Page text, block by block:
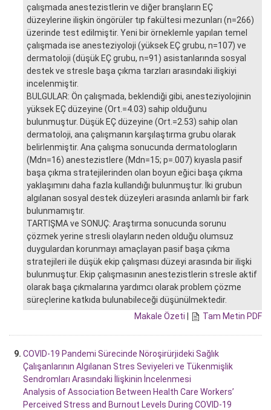
çalışmada anestezistlerin ve diğer branşların EÇ
düzeylerine ilişkin öngörüler tıp fakültesi mezunları (n=266)
üzerinde test edilmiştir. Yeni bir örneklemle yapılan temel
çalışmada ise anesteziyoloji (yüksek EÇ grubu, n=107) ve
dermatoloji (düşük EÇ grubu, n=91) asistanlarında sosyal
destek ve stresle başa çıkma tarzları arasındaki ilişkiyi
incelenmiştir.
BULGULAR: Ön çalışmada, beklendiği gibi, anesteziyolojinin
yüksek EÇ düzeyine (Ort.=4.03) sahip olduğunu
bulunmuştur. Düşük EÇ düzeyine (Ort.=2.53) sahip olan
dermatoloji, ana çalışmanın karşılaştırma grubu olarak
belirlenmiştir. Ana çalışma sonucunda dermatologların
(Mdn=16) anestezistlere (Mdn=15; p=.007) kıyasla pasif
başa çıkma stratejilerinden olan boyun eğici başa çıkma
yaklaşımını daha fazla kullandığı bulunmuştur. İki grubun
algılanan sosyal destek düzeyleri arasında anlamlı bir fark
bulunmamıştır.
TARTIŞMA ve SONUÇ: Araştırma sonucunda sorunu
çözmek yerine stresli olayların neden olduğu olumsuz
duygulardan korunmayı amaçlayan pasif başa çıkma
stratejileri ile düşük ekip çalışması düzeyi arasında bir ilişki
bulunmuştur. Ekip çalışmasının anestezistlerin stresle aktif
olarak başa çıkmalarına yardımcı olarak problem çözme
süreçlerine katkıda bulunabileceği düşünülmektedir.
Makale Özeti | Tam Metin PDF
9. COVID-19 Pandemi Sürecinde Nöroşirürjideki Sağlık
Çalışanlarının Algılanan Stres Seviyeleri ve Tükenmişlik
Sendromları Arasındaki İlişkinin İncelenmesi
Analysis of Association Between Health Care Workers’
Perceived Stress and Burnout Levels During COVID-19